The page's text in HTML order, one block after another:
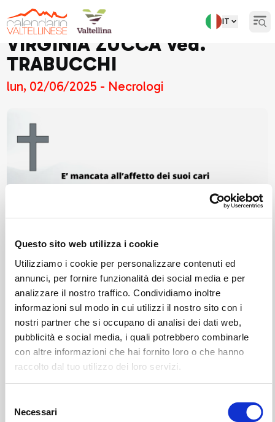
Questo sito web utilizza i cookie
Utilizziamo i cookie per personalizzare contenuti ed
annunci, per fornire funzionalità dei social media e per
analizzare il nostro traffico. Condividiamo inoltre
informazioni sul modo in cui utilizzi il nostro sito con i
nostri partner che si occupano di analisi dei dati web,
pubblicità e social media, i quali potrebbero combinarle
con altre informazioni che hai fornito loro o che hanno
raccolto dal tuo utilizzo dei loro servizi.
delNecessari
IT
VIRGINIA ZUCCA ved.
TRABUCCHI
lun, 02/06/2025 - Necrologi
Castione Andevenno Necrologi